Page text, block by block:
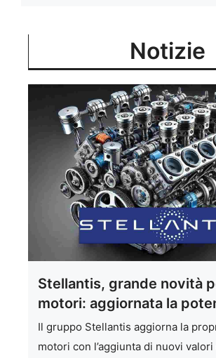
Notizie
Stellantis, grande novità
motori: aggiornata la
Il gruppo Stellantis aggiorna la
motori con l’aggiunta di nuovi